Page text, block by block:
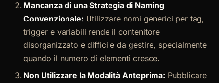
Mancanza di una Strategia di Naming
Convenzionale: Utilizzare nomi generici per tag,
trigger e variabili rende il contenitore
disorganizzato e difficile da gestire, specialmente
quando il numero di elementi cresce.
Non Utilizzare la Modalità Anteprima: Pubblicare